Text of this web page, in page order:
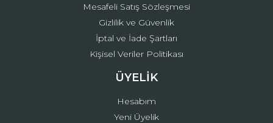
Mesafeli Satış Sözleşmesi
Gizlilik ve Güvenlik
İptal ve İade Şartları
Kişisel Veriler Politikası
ÜYELİK
Hesabım
Yeni Üyelik